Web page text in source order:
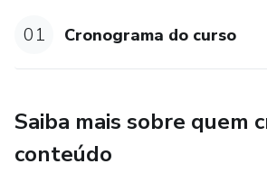
01 Cronograma do curso
Saiba mais sobre quem
conteúdo